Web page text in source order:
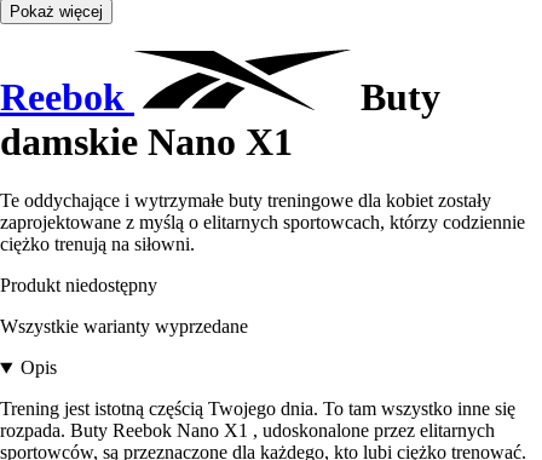
Pokaż więcej
Reebok
Buty
damskie Nano X1
Te oddychające i wytrzymałe buty treningowe dla kobiet zostały
zaprojektowane z myślą o elitarnych sportowcach, którzy codziennie
ciężko trenują na siłowni.
Produkt niedostępny
Wszystkie warianty wyprzedane
Opis
Trening jest istotną częścią Twojego dnia. To tam wszystko inne się
rozpada. Buty Reebok Nano X1 , udoskonalone przez elitarnych
sportowców, są przeznaczone dla każdego, kto lubi ciężko trenować.